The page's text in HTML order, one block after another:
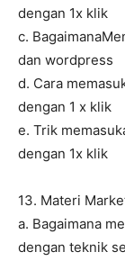
dengan 1x klik
c.
dan wordpress
d. Cara
dengan 1 x klik
e. Trik
dengan 1x klik
13. Materi
a. Bagaimana
dengan teknik